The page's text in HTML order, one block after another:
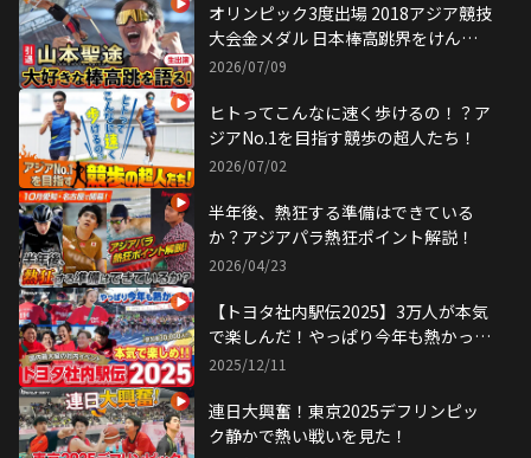
オリンピック3度出場 2018アジア競技
大会金メダル 日本棒高跳界をけん引
してきた選手が「大好き」な棒高跳を
2026/07/09
ヒトってこんなに速く歩けるの！？ア
ジアNo.1を目指す競歩の超人たち！
2026/07/02
半年後、熱狂する準備はできている
か？アジアパラ熱狂ポイント解説！
2026/04/23
【トヨタ社内駅伝2025】3万人が本気
で楽しんだ！やっぱり今年も熱かっ
た！
2025/12/11
連日大興奮！東京2025デフリンピッ
ク静かで熱い戦いを見た！